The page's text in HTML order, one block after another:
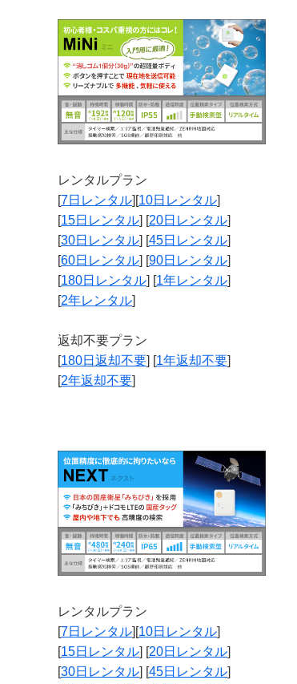
レンタルプラン
[7日レンタル][10日レンタル]
[15日レンタル] [20日レンタル]
[30日レンタル] [45日レンタル]
[60日レンタル] [90日レンタル]
[180日レンタル] [1年レンタル]
[2年レンタル]
返却不要プラン
[180日返却不要] [1年返却不要]
[2年返却不要]
レンタルプラン
[7日レンタル][10日レンタル]
[15日レンタル] [20日レンタル]
[30日レンタル] [45日レンタル]